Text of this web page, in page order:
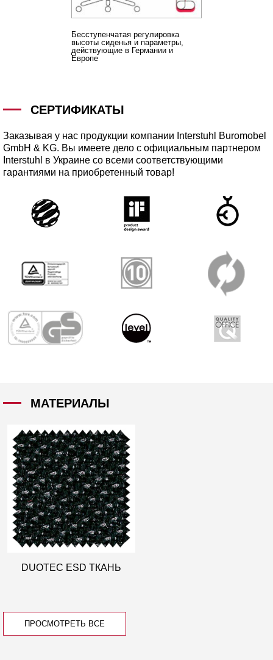
Бесступенчатая регулировка
высоты сиденья и параметры,
действующие в Германии и
Европе
СЕРТИФИКАТЫ
Заказывая у нас продукции компании Interstuhl Buromobel
GmbH & KG. Вы имеете дело с официальным партнером
Interstuhl в Украине со всеми соответствующими
гарантиями на приобретенный товар!
МАТЕРИАЛЫ
DUOTEC ESD ТКАНЬ
ПРОСМОТРЕТЬ ВСЕ